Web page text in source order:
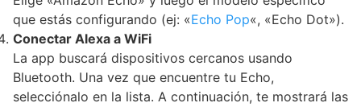
que estás configurando (ej: «Echo Pop«, «Echo Dot»).
Conectar Alexa a WiFi
La app buscará dispositivos cercanos usando
Bluetooth. Una vez que encuentre tu Echo,
selecciónalo en la lista. A continuación, te mostrará las